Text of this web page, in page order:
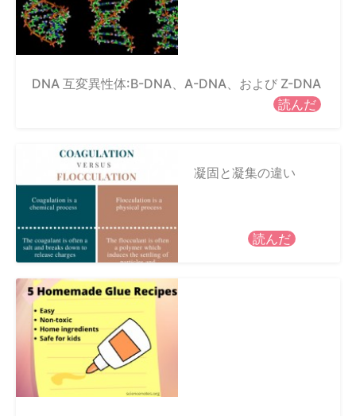
DNA 互変異性体:B-DNA、A-DNA、および Z-DNA
読んだ
凝固と凝集の違い
読んだ